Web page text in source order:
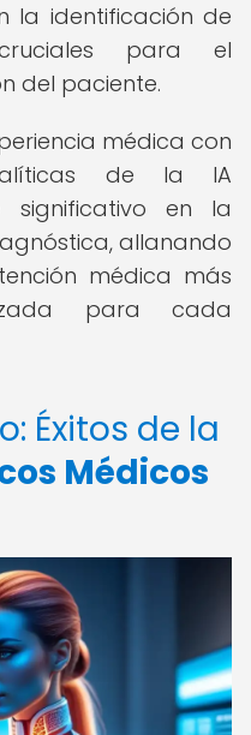
la identificación de
para el
del paciente.
médica con
de la IA
significativo en la
allanando
médica más
para cada
Éxitos de la
Médicos